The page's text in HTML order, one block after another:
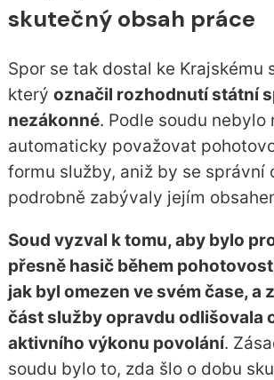
skutečný obsah práce
Spor se tak dostal ke Krajskému
který označil rozhodnutí státní
nezákonné. Podle soudu nebylo
automaticky považovat
formu služby, aniž by se správní
podrobně zabývaly jejím
Soud vyzval k tomu, aby bylo
přesně hasič během
jak byl omezen ve svém čase, a
část služby opravdu odlišovala
aktivního výkonu povolání.
soudu bylo to, zda šlo o dobu